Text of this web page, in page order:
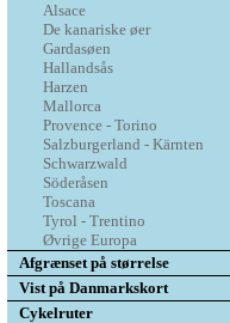
Alsace
De kanariske øer
Gardasøen
Hallandsås
Harzen
Mallorca
Provence - Torino
Salzburgerland - Kärnten
Schwarzwald
Söderåsen
Toscana
Tyrol - Trentino
Øvrige Europa
Afgrænset på størrelse
Vist på Danmarkskort
Cykelruter